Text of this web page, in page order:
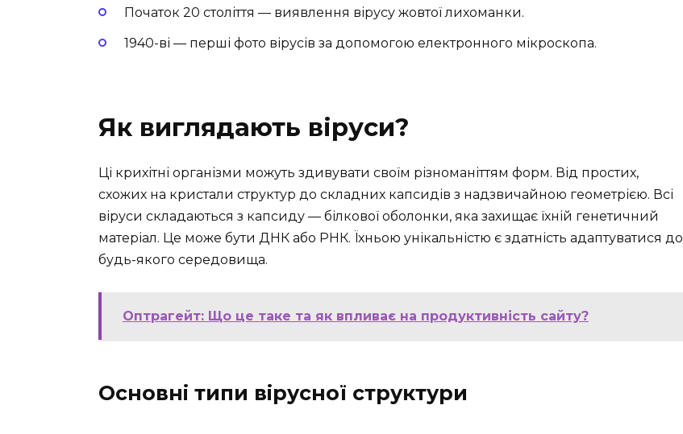
Початок 20 століття — виявлення вірусу жовтої лихоманки.
1940-ві — перші фото вірусів за допомогою електронного мікроскопа.
Як виглядають віруси?
Ці крихітні організми можуть здивувати своїм різноманіттям форм. Від простих,
схожих на кристали структур до складних капсидів з надзвичайною геометрією. Всі
віруси складаються з капсиду — білкової оболонки, яка захищає їхній генетичний
матеріал. Це може бути ДНК або РНК. Їхньою унікальністю є здатність адаптуватися до
будь-якого середовища.
Оптрагейт: Що це таке та як впливає на продуктивність сайту?
Основні типи вірусної структури